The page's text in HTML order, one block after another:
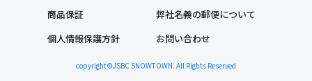
商品保証
弊社名義の郵便について
個人情報保護方針
お問い合わせ
copyright©JSBC SNOWTOWN. All Rights Reserved